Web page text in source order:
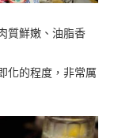
質鮮嫩、油脂香
化的程度，非常厲